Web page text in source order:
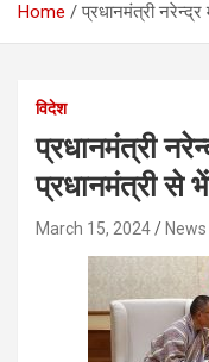
Home प्रधानमंत्री
विदेश
प्रधानमंत्री
प्रधानमंत्री से
March 15, 2024